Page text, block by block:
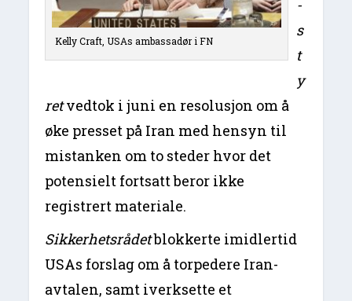
Kelly Craft, USAs ambassadør i FN
-
s
t
y
retvedtok i juni en resolusjon om å
øke presset på Iran med hensyn til
mistanken om to steder hvor det
potensielt fortsatt beror ikke
registrert materiale.
Sikkerhetsrådetblokkerte imidlertid
USAs forslag om å torpedere Iran-
avtalen, samt iverksette et